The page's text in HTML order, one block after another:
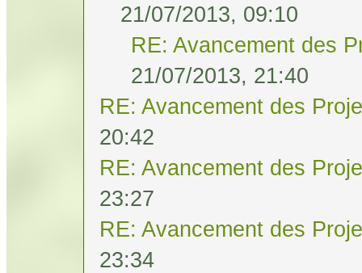
21/07/2013, 09:10
RE: Avancement des
21/07/2013, 21:40
RE: Avancement des
20:42
RE: Avancement des
23:27
RE: Avancement des
23:34